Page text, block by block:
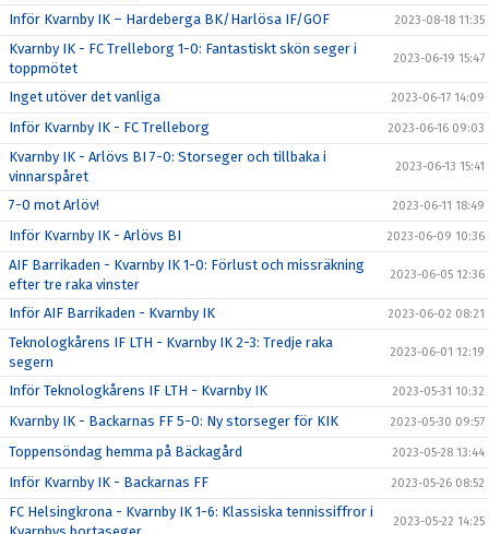
Inför Kvarnby IK – Hardeberga BK/Harlösa IF/GOF 2023-08-18 11:35
Kvarnby IK - FC Trelleborg 1-0: Fantastiskt skön seger i
toppmötet
2023-06-19 15:47
Inget utöver det vanliga 2023-06-17 14:09
Inför Kvarnby IK - FC Trelleborg 2023-06-16 09:03
Kvarnby IK - Arlövs BI 7-0: Storseger och tillbaka i
vinnarspåret
2023-06-13 15:41
7-0 mot Arlöv! 2023-06-11 18:49
Inför Kvarnby IK - Arlövs BI 2023-06-09 10:36
AIF Barrikaden - Kvarnby IK 1-0: Förlust och missräkning
efter tre raka vinster
2023-06-05 12:36
Inför AIF Barrikaden - Kvarnby IK 2023-06-02 08:21
Teknologkårens IF LTH - Kvarnby IK 2-3: Tredje raka
segern
2023-06-01 12:19
Inför Teknologkårens IF LTH - Kvarnby IK 2023-05-31 10:32
Kvarnby IK - Backarnas FF 5-0: Ny storseger för KIK 2023-05-30 09:57
Toppensöndag hemma på Bäckagård 2023-05-28 13:44
Inför Kvarnby IK - Backarnas FF 2023-05-26 08:52
FC Helsingkrona - Kvarnby IK 1-6: Klassiska tennissiffror i
2023-05-22 14:25